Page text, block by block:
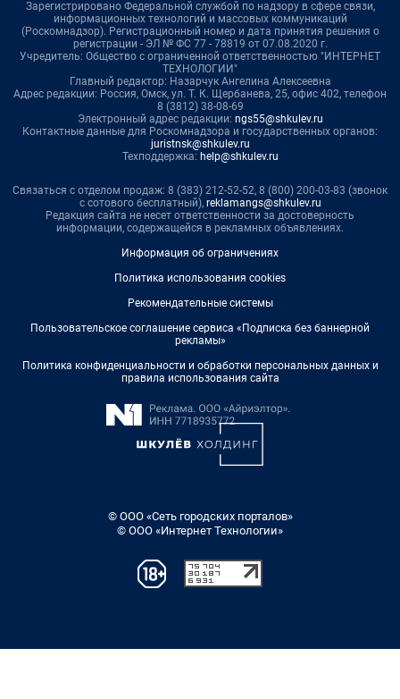
Зарегистрировано Федеральной службой по надзору в сфере связи,
информационных технологий и массовых коммуникаций
(Роскомнадзор). Регистрационный номер и дата принятия решения о
регистрации - ЭЛ № ФС 77 - 78819 от 07.08.2020 г.
Учредитель: Общество с ограниченной ответственностью "ИНТЕРНЕТ
ТЕХНОЛОГИИ"
Главный редактор: Назарчук Ангелина Алексеевна
Адрес редакции: Россия, Омск, ул. Т. К. Щербанева, 25, офис 402, телефон
8 (3812) 38-08-69
Электронный адрес редакции: ngs55@shkulev.ru
Контактные данные для Роскомнадзора и государственных органов:
juristnsk@shkulev.ru
Техподдержка: help@shkulev.ru
Связаться с отделом продаж: 8 (383) 212-52-52, 8 (800) 200-03-83 (звонок
с сотового бесплатный), reklamangs@shkulev.ru
Редакция сайта не несет ответственности за достоверность
информации, содержащейся в рекламных объявлениях.
Информация об ограничениях
Политика использования cookies
Рекомендательные системы
Пользовательское соглашение сервиса «Подписка без баннерной
рекламы»
Политика конфиденциальности и обработки персональных данных и
правила использования сайта
© ООО «Сеть городских порталов»
© ООО «Интернет Технологии»